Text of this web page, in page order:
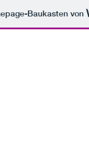
Baukasten von